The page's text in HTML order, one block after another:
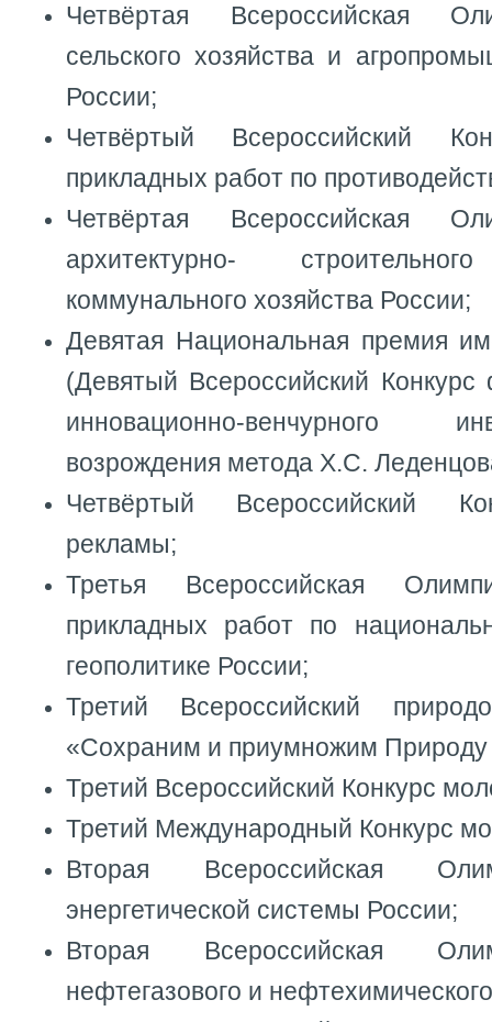
Четвёртая Всероссийская
сельского хозяйства и
России;
Четвёртый Всероссийский
прикладных работ по
Четвёртая Всероссийская
архитектурно-
коммунального хозяйства России;
Девятая Национальная премия
(Девятый Всероссийский Конкурс
инновационно-венчурного
возрождения метода Х.С.
Четвёртый Всероссийский
рекламы;
Третья Всероссийская
прикладных работ по
геополитике России;
Третий Всероссийский
«Сохраним и приумножим Природу
Третий Всероссийский Конкурс
Третий Международный Конкурс
Вторая Всероссийская
энергетической системы России;
Вторая Всероссийская
нефтегазового и